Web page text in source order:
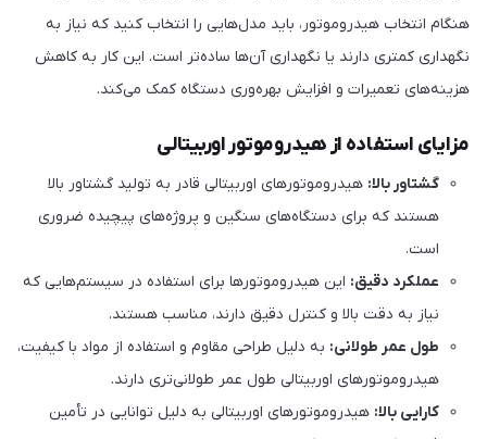
هنگام انتخاب هیدروموتور، باید مدل‌هایی را انتخاب کنید که نیاز به
نگهداری کمتری دارند یا نگهداری آن‌ها ساده‌تر است. این کار به کاهش
هزینه‌های تعمیرات و افزایش بهره‌وری دستگاه کمک می‌کند.
مزایای استفاده از هیدروموتور اوربیتالی
گشتاور بالا: هیدروموتورهای اوربیتالی قادر به تولید گشتاور بالا
هستند که برای دستگاه‌های سنگین و پروژه‌های پیچیده ضروری
است.
عملکرد دقیق: این هیدروموتورها برای استفاده در سیستم‌هایی که
نیاز به دقت بالا و کنترل دقیق دارند، مناسب هستند.
طول عمر طولانی: به دلیل طراحی مقاوم و استفاده از مواد با کیفیت،
هیدروموتورهای اوربیتالی طول عمر طولانی‌تری دارند.
کارایی بالا: هیدروموتورهای اوربیتالی به دلیل توانایی در تأمین